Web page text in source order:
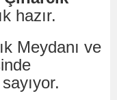
hazır.
Meydanı ve